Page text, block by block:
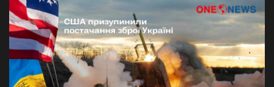
Правила для блогерів
Суспільство
Галерея